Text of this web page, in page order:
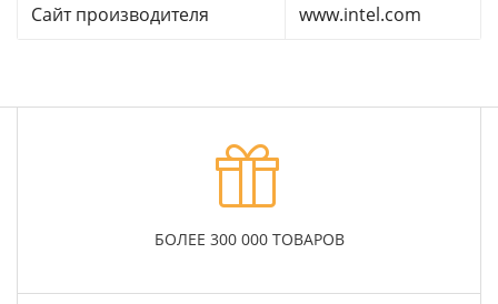
Сайт производителя www.intel.com
БОЛЕЕ 300 000 ТОВАРОВ